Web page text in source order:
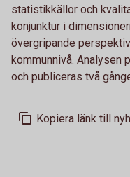
statistikkällor och
konjunktur i
övergripande
kommunnivå.
och publiceras två
Kopiera länk till